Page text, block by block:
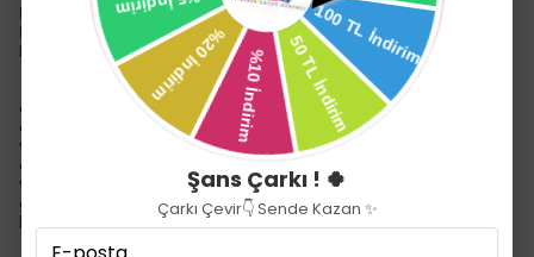
Dalin Çamaşır Yumuşatıcı Konsantre 1500 ml Düş
Bahçesi (Bebeklere Özel)
Dalin Çamaşır Yumuşatıcı Konsantre 1500ML Düş Bahçesi
(Bebeklere Özel)
dalin evinizde, yumuşacık kıyafetler üzerinizde!
dalin çamaşır yumuşatıcısının klinik testlerle kanıtlanmış
yumuşak formülü, bebeğinizin ve sizin hassas cildinize özel
olarak geliştirilmiştir. Bebeğinizin ve sizin çamaşırlarınızı
yumuşacık yapar. Dalin Düş Bahçesi’ni ilk günden itibaren
güvenle kullanabilir, masalsı diyarlardan gelen mis kokunun
keyfini çıkarabilirsiniz.
Şans Çarkı ! 🍀
Çarkı Çevir👇 Sende Kazan ✨